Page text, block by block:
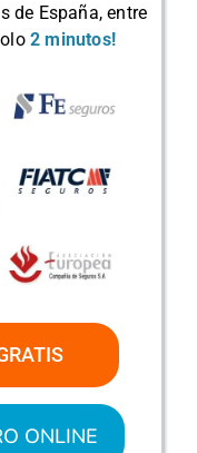
de España, entre
2 minutos!
ONLINE